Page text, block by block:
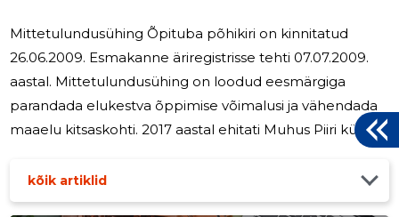
Mittetulundusühing Õpituba põhikiri on kinnitatud
26.06.2009. Esmakanne äriregistrisse tehti 07.07.2009.
aastal. Mittetulundusühing on loodud eesmärgiga
parandada elukestva õppimise võimalusi ja vähendada
maaelu kitsaskohti. 2017 aastal ehitati Muhus Piiri külas
Leader programmist. 2018 aastal oli Leader programmi
rahastuseks 9, 7 tuh.eurot, mis oli osaline rahastus
kõik artiklid